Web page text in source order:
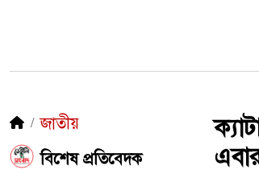
জাতীয়
​বিশেষ প্রতিবেদক